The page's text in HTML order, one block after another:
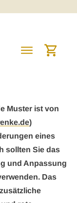
Muster ist von
)
eines
sollten Sie das
und Anpassung
Das